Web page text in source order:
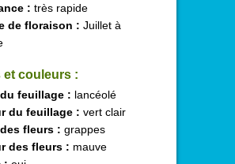
: très rapide
de floraison : Juillet à
et couleurs :
feuillage : lancéolé
du feuillage : vert clair
fleurs : grappes
des fleurs : mauve